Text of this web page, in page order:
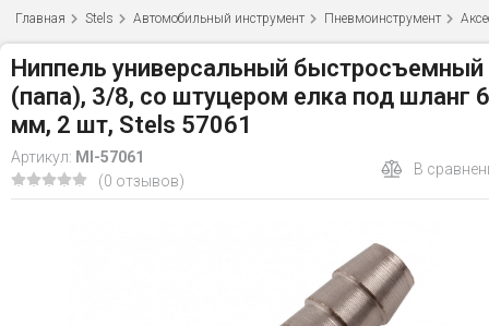
Главная Stels Автомобильный инструмент Пневмоинструмент
Ниппель универсальный быстросъемный
(папа), 3/8, со штуцером елка под шланг 6
мм, 2 шт, Stels 57061
Артикул: MI-57061
(0 отзывов)
В